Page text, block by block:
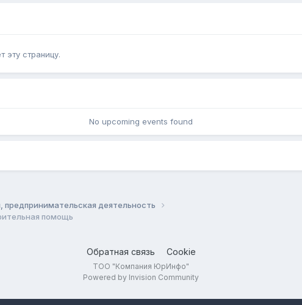
эту страницу.
No upcoming events found
предпринимательская деятельность
помощь
Обратная связь Cookie
ТОО "Компания ЮрИнфо"
Powered by Invision Community